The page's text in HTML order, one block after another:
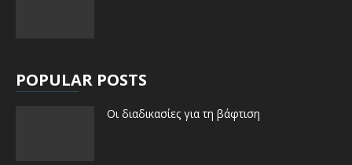
POPULAR POSTS
Οι διαδικασίες για τη βάφτιση